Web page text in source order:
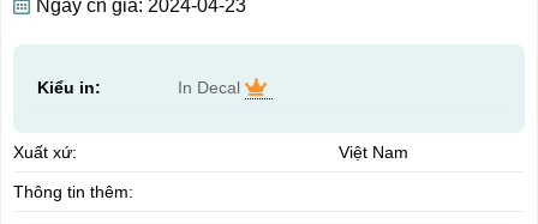
Ngày cn giá: 2024-04-23
Kiểu in: In Decal
Xuất xứ: Việt Nam
Thông tin thêm: